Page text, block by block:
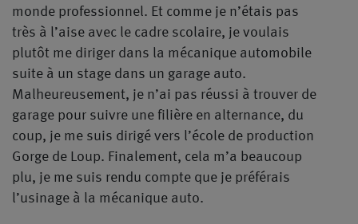
monde professionnel. Et comme je n’étais pas
très à l’aise avec le cadre scolaire, je voulais
plutôt me diriger dans la mécanique automobile
suite à un stage dans un garage auto.
Malheureusement, je n’ai pas réussi à trouver de
garage pour suivre une filière en alternance, du
coup, je me suis dirigé vers l’école de production
Gorge de Loup. Finalement, cela m’a beaucoup
plu, je me suis rendu compte que je préférais
l’usinage à la mécanique auto.